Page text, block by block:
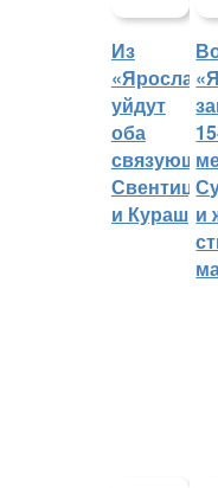
Из
уйдут
оба
и Кураш и